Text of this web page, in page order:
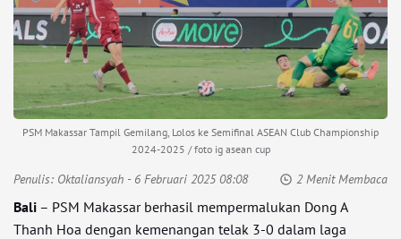
PSM Makassar Tampil Gemilang, Lolos ke Semifinal ASEAN Club Championship
2024-2025 / foto ig asean cup
Penulis: Oktaliansyah - 6 Februari 2025 08:08 2 Menit Membaca
Bali – PSM Makassar berhasil mempermalukan Dong A
Thanh Hoa dengan kemenangan telak 3-0 dalam laga